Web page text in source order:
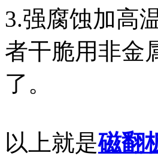
3.强腐蚀加高
者干脆用非金
了。
以上就是磁翻